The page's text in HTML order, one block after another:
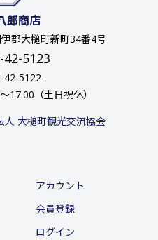
郎商店
郡大槌町新町34番4号
5123
42-5122
17:00（土日祝休）
人 大槌町観光交流協会
アカウント
会員登録
ログイン